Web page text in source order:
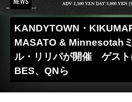
KANDYTOWN・
MASATO & Minnesotah
ル・リリパが開催 ゲスト
BES、QNら